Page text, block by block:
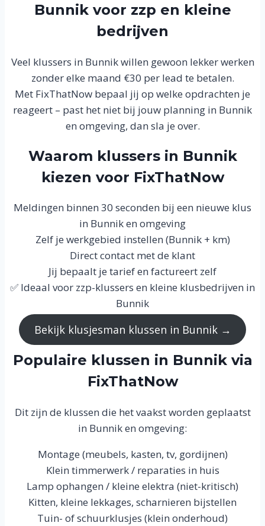
Bunnik voor zzp en kleine
bedrijven
Veel klussers in Bunnik willen gewoon lekker werken
zonder elke maand €30 per lead te betalen.
Met FixThatNow bepaal jij op welke opdrachten je
reageert – past het niet bij jouw planning in Bunnik
en omgeving, dan sla je over.
Waarom klussers in Bunnik
kiezen voor FixThatNow
Meldingen binnen 30 seconden bij een nieuwe klus
in Bunnik en omgeving
Zelf je werkgebied instellen (Bunnik + km)
Direct contact met de klant
Jij bepaalt je tarief en factureert zelf
✅ Ideaal voor zzp-klussers en kleine klusbedrijven in
Bunnik
Bekijk klusjesman klussen in Bunnik →
Populaire klussen in Bunnik via
FixThatNow
Dit zijn de klussen die het vaakst worden geplaatst
in Bunnik en omgeving:
Montage (meubels, kasten, tv, gordijnen)
Klein timmerwerk / reparaties in huis
Lamp ophangen / kleine elektra (niet-kritisch)
Kitten, kleine lekkages, scharnieren bijstellen
Tuin- of schuurklusjes (klein onderhoud)